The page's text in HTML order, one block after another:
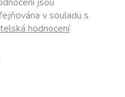
v souladu s
hodnocení